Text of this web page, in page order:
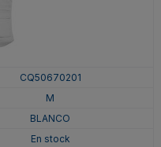
CQ50670201
M
BLANCO
En stock